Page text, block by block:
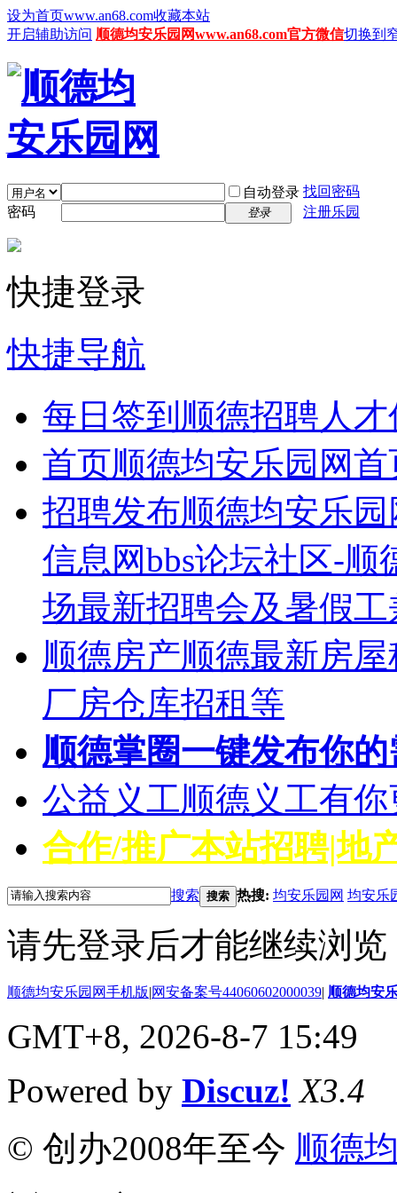
设为首页www.an68.com收藏本站
开启辅助访问 顺德均安乐园网www.an68.com官方微信切换到
自动登录 找回密码
密码
登录 注册乐园
快捷登录
快捷导航
每日签到 顺德招聘人
首页顺德均安乐园网首
招聘发布顺德均安乐
信息网bbs论坛社区-
场最新招聘会及暑假
顺德房产顺德最新房
厂房仓库招租等
顺德掌圈一键发布你
公益义工顺德义工有
合作/推广本站招聘|地
搜索 搜索 热搜: 均安乐园网 均安乐
请先登录后才能继续浏览
顺德均安乐园网手机版|网安备案号44060602000039| 顺德均安
GMT+8, 2026-8-7 15:49
Powered by Discuz! X3.4
© 创办2008年至今 顺德